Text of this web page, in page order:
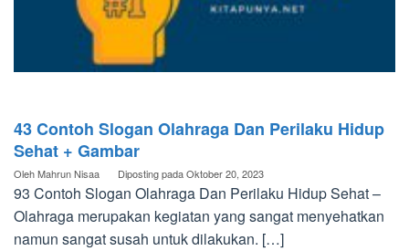
43 Contoh Slogan Olahraga Dan Perilaku Hidup
Sehat + Gambar
OlehMahrun Nisaa Diposting padaOktober 20, 2023
93 Contoh Slogan Olahraga Dan Perilaku Hidup Sehat –
Olahraga merupakan kegiatan yang sangat menyehatkan
namun sangat susah untuk dilakukan. […]